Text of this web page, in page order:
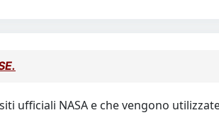
ufficiali NASA e che vengono